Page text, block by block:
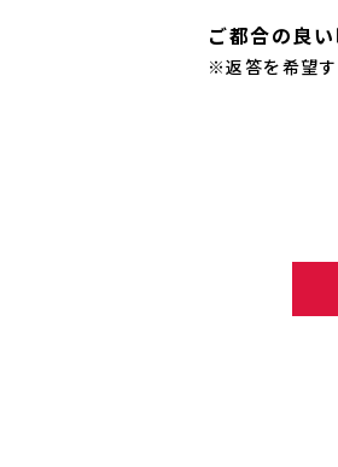
ご都合の良
※返答を希望